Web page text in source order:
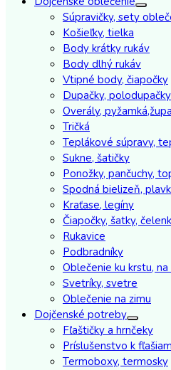
Súpravičky, sety
Košieľky, tielka
Body krátky rukáv
Body dlhý rukáv
Vtipné body, čiapočky
Dupačky, polodupačky
Overály,
Tričká
Teplákové súpravy,
Sukne, šatičky
Ponožky, pančuchy,
Spodná bielizeň,
Kraťase, legíny
Čiapočky, šatky,
Rukavice
Podbradníky
Oblečenie ku krstu,
Svetríky, svetre
Oblečenie na zimu
Dojčenské potreby
Fľaštičky a hrnčeky
Príslušenstvo k
Termoboxy, termosky